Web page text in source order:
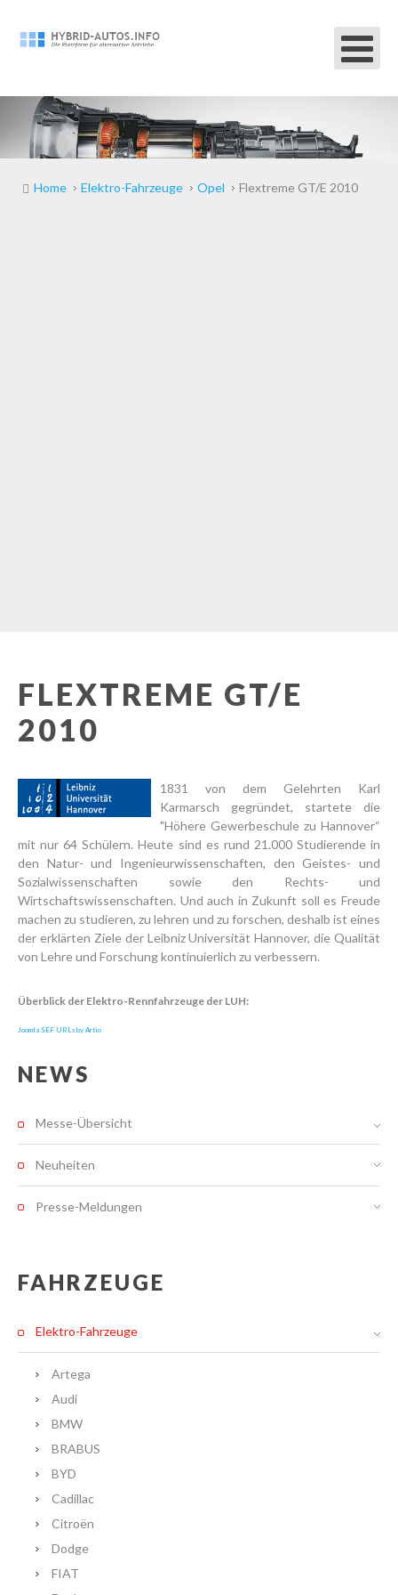
Home Elektro-Fahrzeuge Opel Flextreme GT/E 2010
FLEXTREME GT/E
2010
1831 von dem Gelehrten Karl
Karmarsch gegründet, startete die
"Höhere Gewerbeschule zu Hannover“
mit nur 64 Schülern. Heute sind es rund 21.000 Studierende in
den Natur- und Ingenieurwissenschaften, den Geistes- und
Sozialwissenschaften sowie den Rechts- und
Wirtschaftswissenschaften. Und auch in Zukunft soll es Freude
machen zu studieren, zu lehren und zu forschen, deshalb ist eines
der erklärten Ziele der Leibniz Universität Hannover, die Qualität
von Lehre und Forschung kontinuierlich zu verbessern.
Überblick der Elektro-Rennfahrzeuge der LUH:
Joomla SEF URLs by Artio
NEWS
Messe-Übersicht
Neuheiten
Presse-Meldungen
FAHRZEUGE
Elektro-Fahrzeuge
Artega
Audi
BMW
BRABUS
BYD
Cadillac
Citroën
Dodge
FIAT